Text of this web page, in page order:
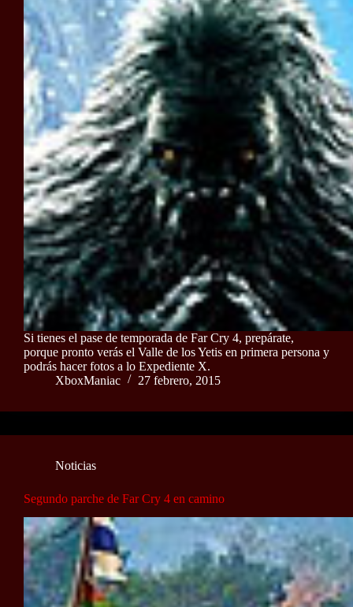
Si tienes el pase de temporada de Far Cry 4, prepárate,
porque pronto verás el Valle de los Yetis en primera persona y
podrás hacer fotos a lo Expediente X.
XboxManiac
27 febrero, 2015
Noticias
Segundo parche de Far Cry 4 en camino